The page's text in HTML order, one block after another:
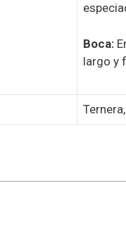
Boca:
largo y